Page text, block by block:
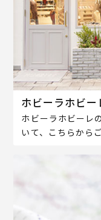
ホビーラホビー
ホビーラホビーレ
いて、こちらから